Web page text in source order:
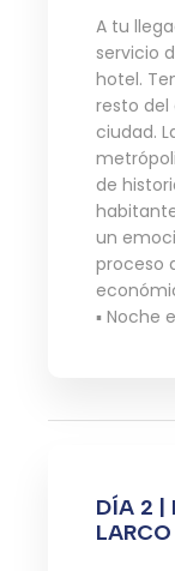
A tu
servicio
hotel.
resto del
ciudad.
de
un
proceso
▪ Noche
DÍA 2 |